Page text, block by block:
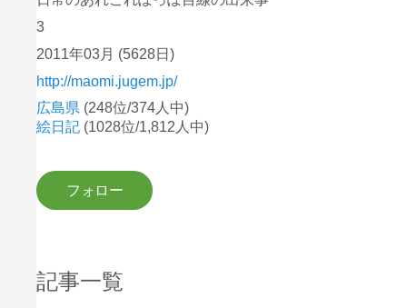
3
2011年03月 (5628日)
http://maomi.jugem.jp/
広島県 (248位/374人中)
絵日記 (1028位/1,812人中)
記事一覧